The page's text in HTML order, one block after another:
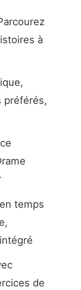
à
préférés,
temps
de